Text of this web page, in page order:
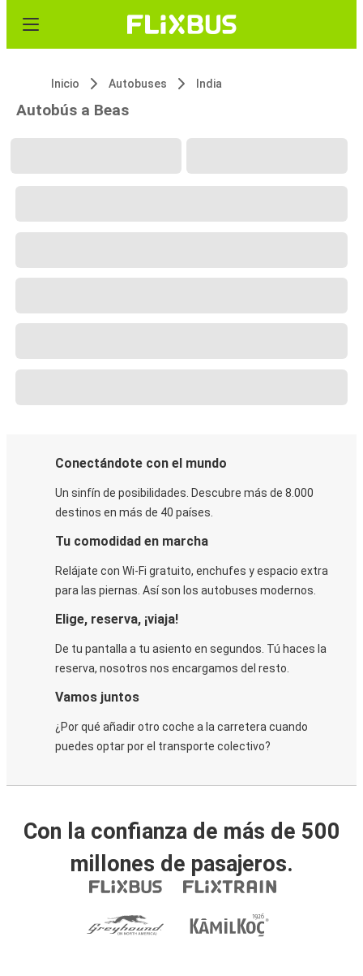
Inicio Autobuses India
Autobús a Beas
Conectándote con el mundo
Un sinfín de posibilidades. Descubre más de 8.000
destinos en más de 40 países.
Tu comodidad en marcha
Relájate con Wi-Fi gratuito, enchufes y espacio extra
para las piernas. Así son los autobuses modernos.
Elige, reserva, ¡viaja!
De tu pantalla a tu asiento en segundos. Tú haces la
reserva, nosotros nos encargamos del resto.
Vamos juntos
¿Por qué añadir otro coche a la carretera cuando
puedes optar por el transporte colectivo?
Con la confianza de más de 500
millones de pasajeros.